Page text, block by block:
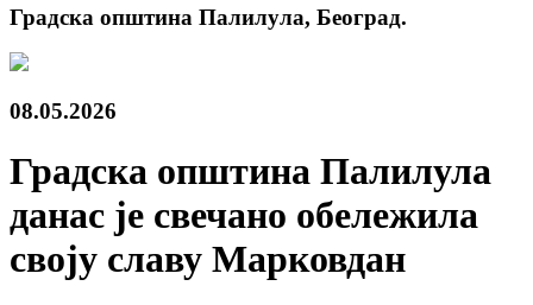
Градска општина Палилула, Београд.
08.05.2026
Градска општина Палилула
данас је свечано обележила
своју славу Марковдан